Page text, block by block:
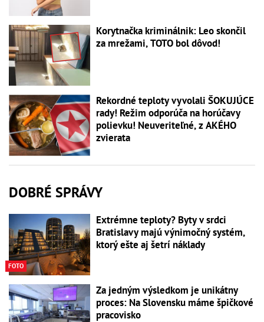
Korytnačka kriminálnik: Leo skončil
za mrežami, TOTO bol dôvod!
Rekordné teploty vyvolali ŠOKUJÚCE
rady! Režim odporúča na horúčavy
polievku! Neuveriteľné, z AKÉHO
zvierata
DOBRÉ SPRÁVY
FOTO
Extrémne teploty? Byty v srdci
Bratislavy majú výnimočný systém,
ktorý ešte aj šetrí náklady
Za jedným výsledkom je unikátny
proces: Na Slovensku máme špičkové
pracovisko